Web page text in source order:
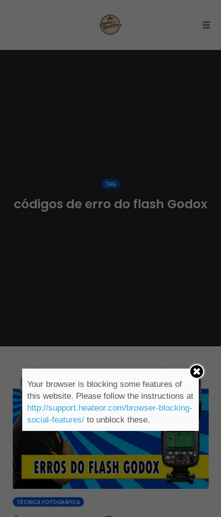
TAG
códigos de erro do flash Godox
TÉCNICA FOTOGRÁFICA
Your browser is blocking some features of
this website. Please follow the instructions at
http://support.heateor.com/browser-blocking-
social-features/to unblock these.